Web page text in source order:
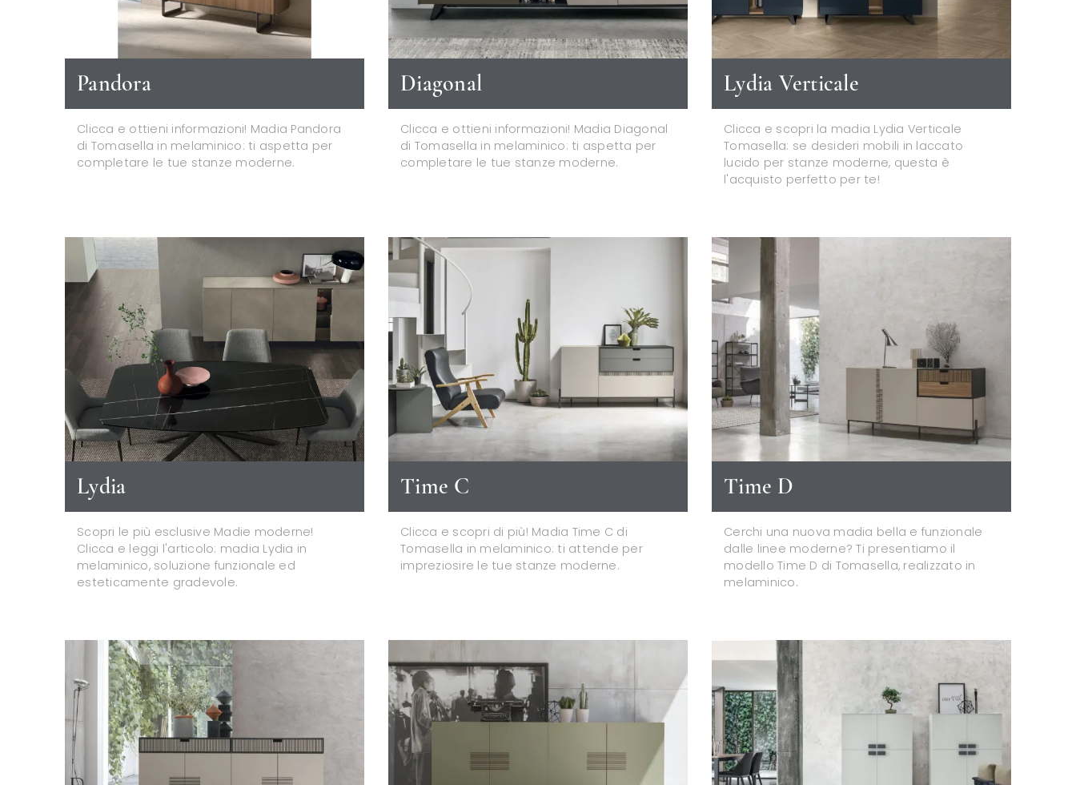
Pandora
Clicca e ottieni informazioni! Madia Pandora
di Tomasella in melaminico: ti aspetta per
completare le tue stanze moderne.
Diagonal
Clicca e ottieni informazioni! Madia Diagonal
di Tomasella in melaminico: ti aspetta per
completare le tue stanze moderne.
Lydia Verticale
Clicca e scopri la madia Lydia Verticale
Tomasella: se desideri mobili in laccato
lucido per stanze moderne, questa è
l'acquisto perfetto per te!
Lydia
Scopri le più esclusive Madie moderne!
Clicca e leggi l'articolo: madia Lydia in
melaminico, soluzione funzionale ed
esteticamente gradevole.
Time C
Clicca e scopri di più! Madia Time C di
Tomasella in melaminico: ti attende per
impreziosire le tue stanze moderne.
Time D
Cerchi una nuova madia bella e funzionale
dalle linee moderne? Ti presentiamo il
modello Time D di Tomasella, realizzato in
melaminico.